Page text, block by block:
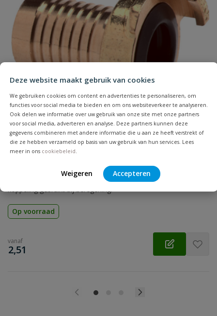
Deze website maakt gebruik van cookies
We gebruiken cookies om content en advertenties te personaliseren, om
functies voor social media te bieden en om ons websiteverkeer te analyseren.
Ook delen we informatie over uw gebruik van onze site met onze partners
voor social media, adverteren en analyse. Deze partners kunnen deze
gegevens combineren met andere informatie die u aan ze heeft verstrekt of
die ze hebben verzameld op basis van uw gebruik van hun services. Lees
meer in ons cookiebeleid
Weigeren Accepteren
Naam
Beoordeling
Beoordeling versturen
Geka messing koppeling slangtule
De slangkoppeling past in een flexibele slang. Veelal wordt deze
koppeling gebruikt bij beregening.
Op voorraad
vanaf
€
2,51